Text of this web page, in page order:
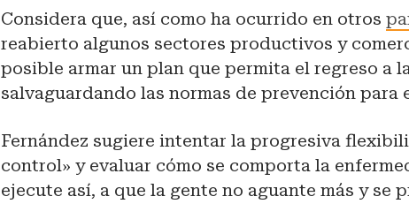
Considera que, así como ha ocurrido en otros
reabierto algunos sectores productivos y
posible armar un plan que permita el regreso a
salvaguardando las normas de prevención para
Fernández sugiere intentar la progresiva
control» y evaluar cómo se comporta la
ejecute así, a que la gente no aguante más y se